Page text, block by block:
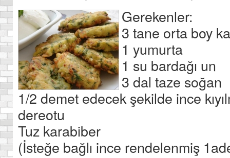
Gerekenler:
3 tane orta boy
1 yumurta
1 su bardağı un
3 dal taze soğan
1/2 demet edecek şekilde ince
dereotu
Tuz karabiber
(İsteğe bağlı ince rendelenmiş